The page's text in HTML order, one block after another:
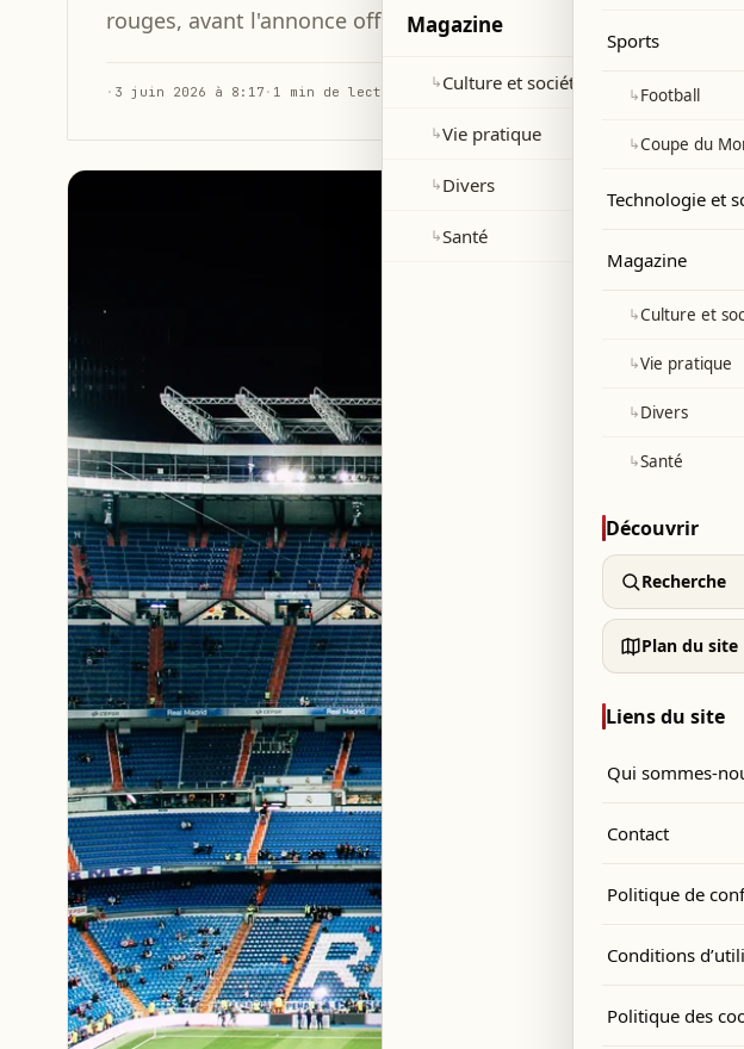
rouges, avant l'annonce officielle prochaine du club.
· 3 juin 2026 à 8:17 · 1 min de lecture
Magazine
↳Culture et société
↳Vie pratique
↳Divers
↳Santé
Sports
↳Football
↳Coupe du
Technologie et
Magazine
↳Culture et
↳Vie pratique
↳Divers
↳Santé
Découvrir
Recherche
Plan du site
Liens du site
Qui sommes-
Contact
Politique de
Conditions
Politique des